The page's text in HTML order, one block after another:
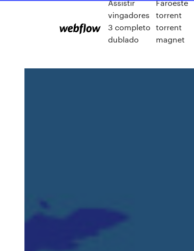
Assistir
vingadores
3 completo
dublado
Faroeste
torrent
torrent
magnet